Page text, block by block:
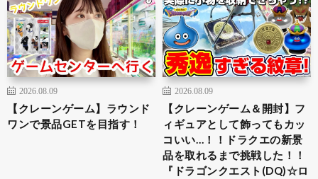
2026.08.09
【クレーンゲーム】ラウンド
ワンで景品GETを目指す！
2026.08.09
【クレーンゲーム＆開封】フ
ィギュアとして飾ってもカッ
コいい…！！ドラクエの新景
品を取れるまで挑戦した！！
『ドラゴンクエスト(DQ)☆ロ